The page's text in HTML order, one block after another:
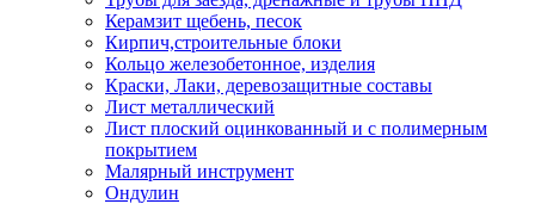
Керамзит щебень, песок
Кирпич,строительные блоки
Кольцо железобетонное, изделия
Краски, Лаки, деревозащитные составы
Лист металлический
Лист плоский оцинкованный и с полимерным
покрытием
Малярный инструмент
Ондулин